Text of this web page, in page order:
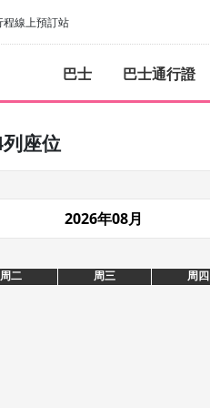
程線上預訂站
巴士 巴士通行證
座位
2026年08月
周二 周三 周四